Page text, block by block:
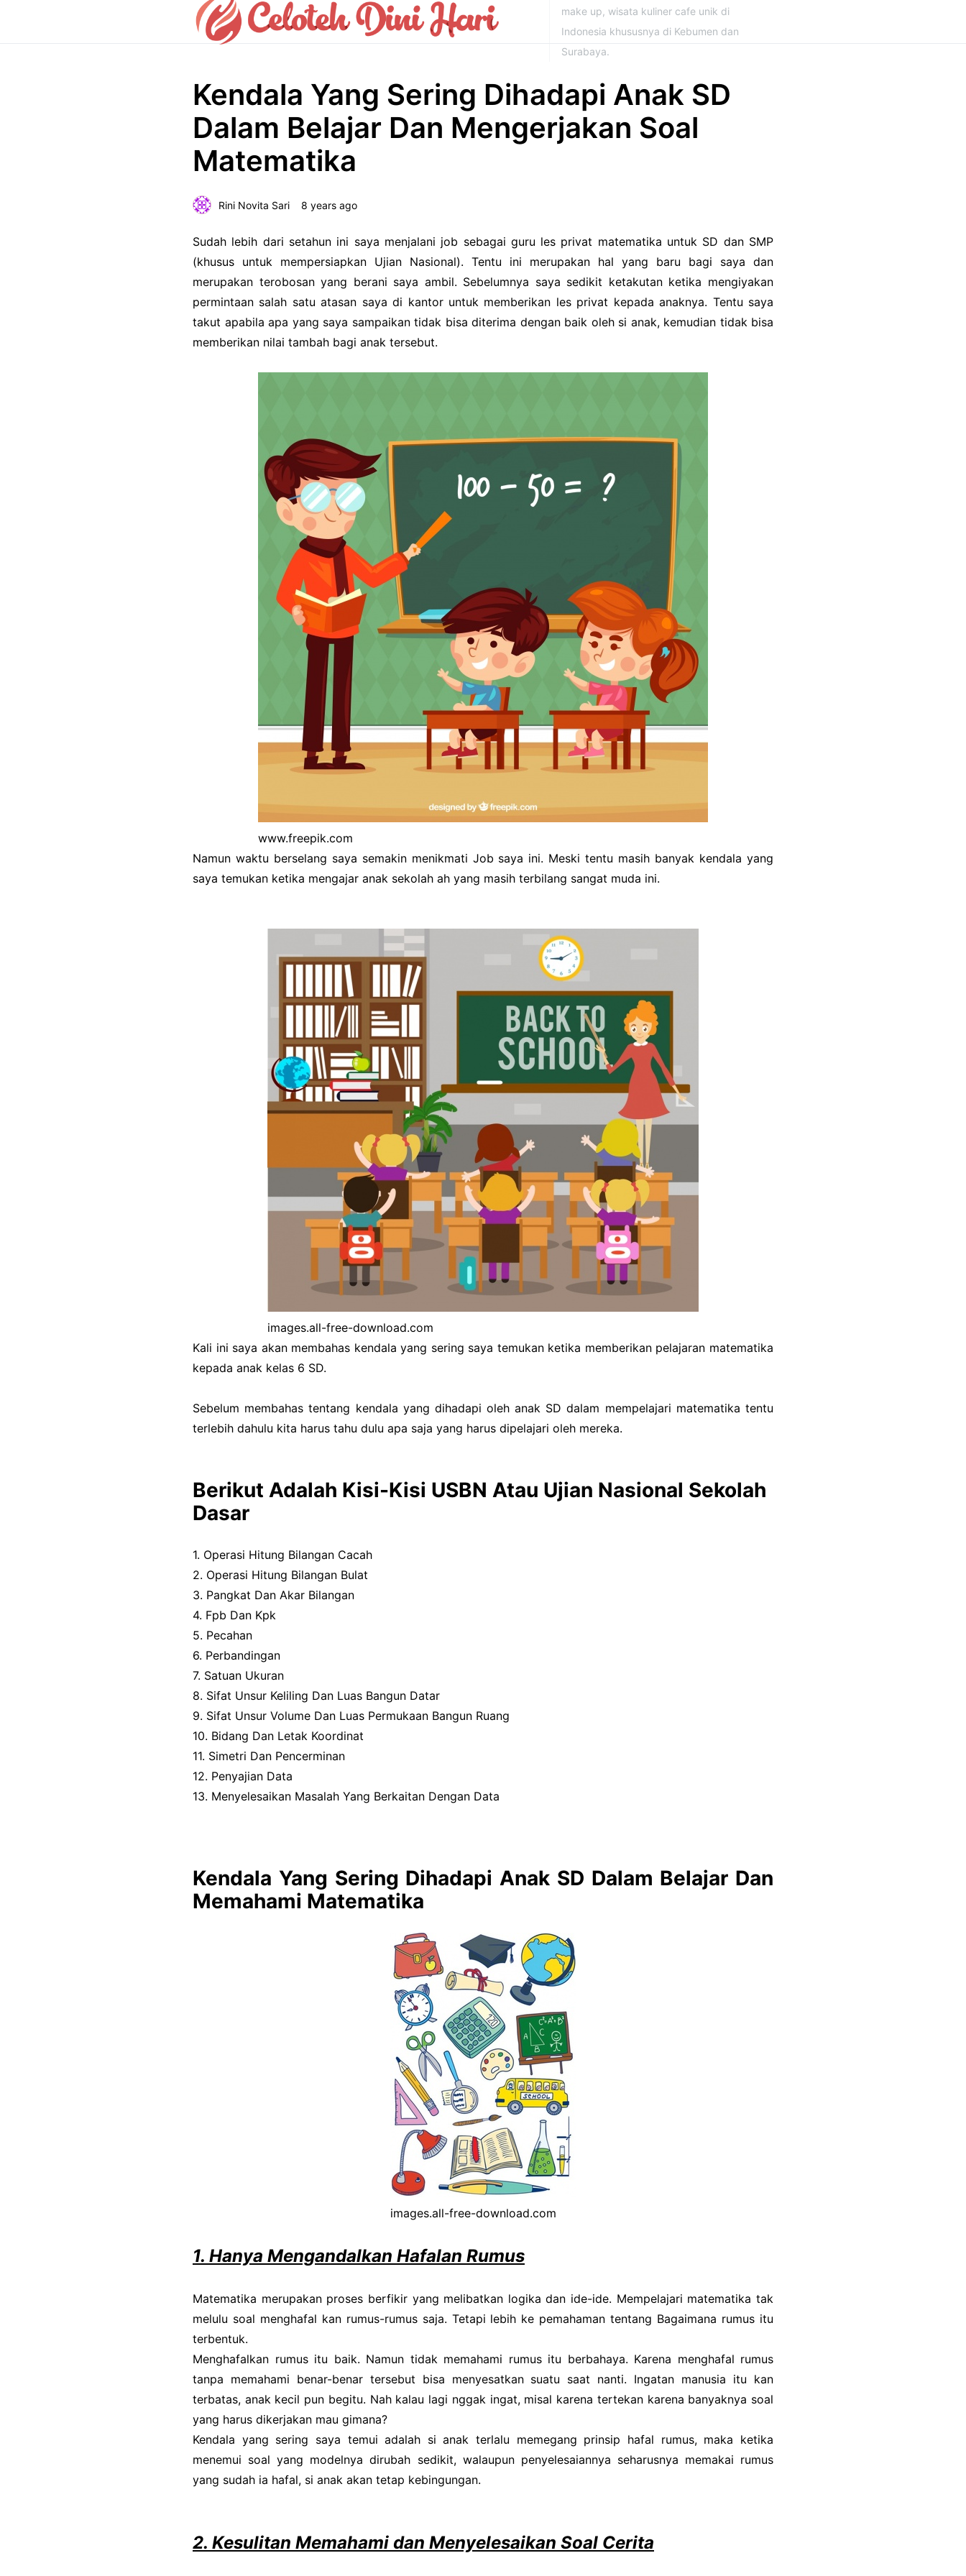
make up, wisata kuliner cafe unik di
Indonesia khususnya di Kebumen dan
Surabaya.
Kendala Yang Sering Dihadapi Anak SD
Dalam Belajar Dan Mengerjakan Soal
Matematika
Rini Novita Sari 8 years ago
Sudah lebih dari setahun ini saya menjalani job sebagai guru les privat matematika untuk SD dan SMP
(khusus untuk mempersiapkan Ujian Nasional). Tentu ini merupakan hal yang baru bagi saya dan
merupakan terobosan yang berani saya ambil. Sebelumnya saya sedikit ketakutan ketika mengiyakan
permintaan salah satu atasan saya di kantor untuk memberikan les privat kepada anaknya. Tentu saya
takut apabila apa yang saya sampaikan tidak bisa diterima dengan baik oleh si anak, kemudian tidak bisa
memberikan nilai tambah bagi anak tersebut.
www.freepik.com
Namun waktu berselang saya semakin menikmati Job saya ini. Meski tentu masih banyak kendala yang
saya temukan ketika mengajar anak sekolah ah yang masih terbilang sangat muda ini.
images.all-free-download.com
Kali ini saya akan membahas kendala yang sering saya temukan ketika memberikan pelajaran matematika
kepada anak kelas 6 SD.
Sebelum membahas tentang kendala yang dihadapi oleh anak SD dalam mempelajari matematika tentu
terlebih dahulu kita harus tahu dulu apa saja yang harus dipelajari oleh mereka.
Berikut Adalah Kisi-Kisi USBN Atau Ujian Nasional Sekolah
Dasar
1. Operasi Hitung Bilangan Cacah
2. Operasi Hitung Bilangan Bulat
3. Pangkat Dan Akar Bilangan
4. Fpb Dan Kpk
5. Pecahan
6. Perbandingan
7. Satuan Ukuran
8. Sifat Unsur Keliling Dan Luas Bangun Datar
9. Sifat Unsur Volume Dan Luas Permukaan Bangun Ruang
10. Bidang Dan Letak Koordinat
11. Simetri Dan Pencerminan
12. Penyajian Data
13. Menyelesaikan Masalah Yang Berkaitan Dengan Data
Kendala Yang Sering Dihadapi Anak SD Dalam Belajar Dan
Memahami Matematika
images.all-free-download.com
1. Hanya Mengandalkan Hafalan Rumus
Matematika merupakan proses berfikir yang melibatkan logika dan ide-ide. Mempelajari matematika tak
melulu soal menghafal kan rumus-rumus saja. Tetapi lebih ke pemahaman tentang Bagaimana rumus itu
terbentuk.
Menghafalkan rumus itu baik. Namun tidak memahami rumus itu berbahaya. Karena menghafal rumus
tanpa memahami benar-benar tersebut bisa menyesatkan suatu saat nanti. Ingatan manusia itu kan
terbatas, anak kecil pun begitu. Nah kalau lagi nggak ingat, misal karena tertekan karena banyaknya soal
yang harus dikerjakan mau gimana?
Kendala yang sering saya temui adalah si anak terlalu memegang prinsip hafal rumus, maka ketika
menemui soal yang modelnya dirubah sedikit, walaupun penyelesaiannya seharusnya memakai rumus
yang sudah ia hafal, si anak akan tetap kebingungan.
2. Kesulitan Memahami dan Menyelesaikan Soal Cerita